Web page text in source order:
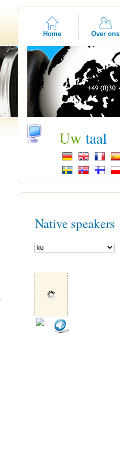
Home Over ons
Uw taal
Native speakers